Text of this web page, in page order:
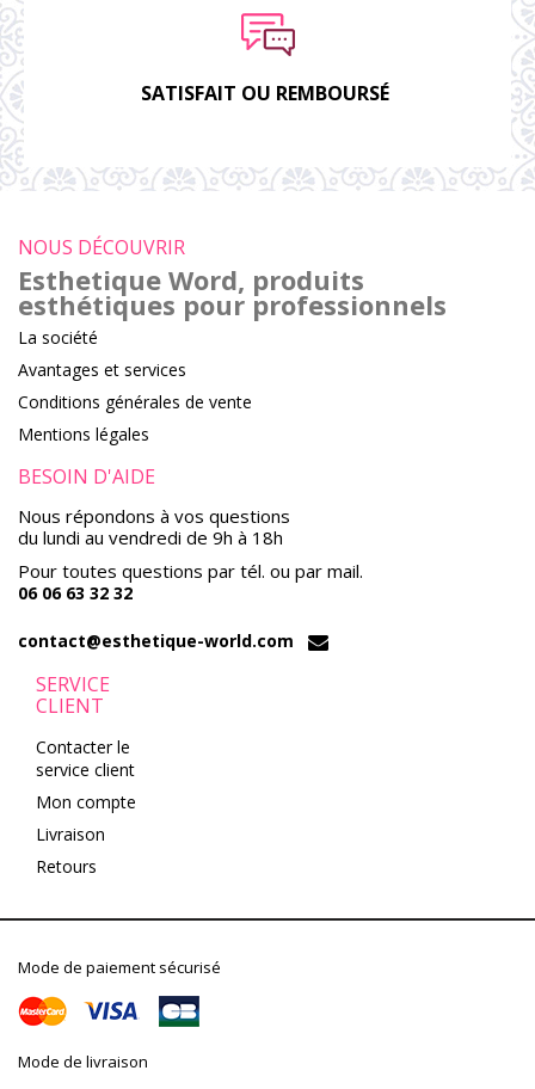
SATISFAIT OU REMBOURSÉ
NOUS DÉCOUVRIR
Esthetique Word, produits
esthétiques pour professionnels
La société
Avantages et services
Conditions générales de vente
Mentions légales
BESOIN D'AIDE
Nous répondons à vos questions
du lundi au vendredi de 9h à 18h
Pour toutes questions par tél. ou par mail.
06 06 63 32 32
contact@esthetique-world.com
SERVICE
CLIENT
Contacter le
service client
Mon compte
Livraison
Retours
Mode de paiement sécurisé
Mode de livraison